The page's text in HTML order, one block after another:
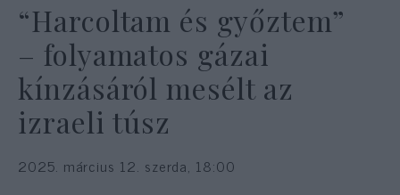
“Harcoltam és győztem”
– folyamatos gázai
kínzásáról mesélt az
izraeli túsz
2025. március 12. szerda, 18:00